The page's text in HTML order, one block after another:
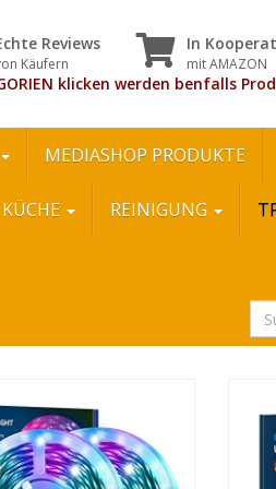
Reviews
Käufern
In
mit AMAZON
klicken werden benfalls
MEDIASHOP PRODUKTE
KÜCHE REINIGUNG